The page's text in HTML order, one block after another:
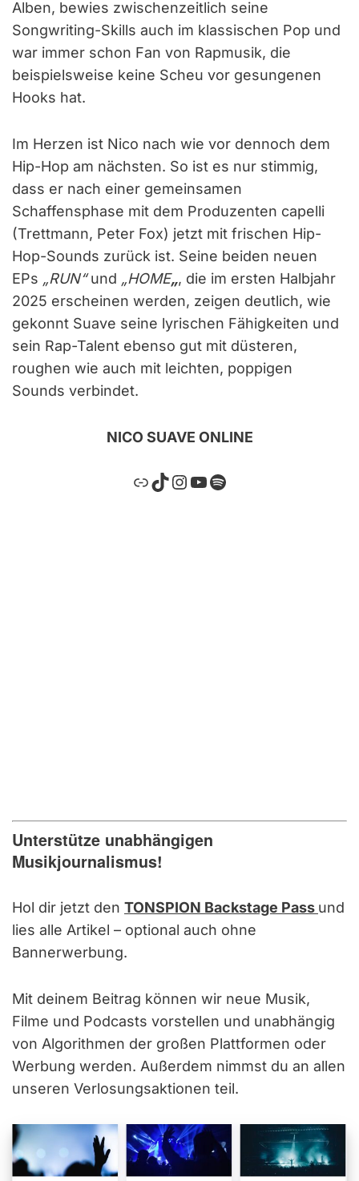
Alben, bewies zwischenzeitlich seine
Songwriting-Skills auch im klassischen Pop und
war immer schon Fan von Rapmusik, die
beispielsweise keine Scheu vor gesungenen
Hooks hat.
Im Herzen ist Nico nach wie vor dennoch dem
Hip-Hop am nächsten. So ist es nur stimmig,
dass er nach einer gemeinsamen
Schaffensphase mit dem Produzenten capelli
(Trettmann, Peter Fox) jetzt mit frischen Hip-
Hop-Sounds zurück ist. Seine beiden neuen
EPs „RUN“und „HOME„, die im ersten Halbjahr
2025 erscheinen werden, zeigen deutlich, wie
gekonnt Suave seine lyrischen Fähigkeiten und
sein Rap-Talent ebenso gut mit düsteren,
roughen wie auch mit leichten, poppigen
Sounds verbindet.
NICO SUAVE ONLINE
Unterstütze unabhängigen
Musikjournalismus!
Hol dir jetzt den TONSPION Backstage Pass und
lies alle Artikel – optional auch ohne
Bannerwerbung.
Mit deinem Beitrag können wir neue Musik,
Filme und Podcasts vorstellen und unabhängig
von Algorithmen der großen Plattformen oder
Werbung werden. Außerdem nimmst du an allen
unseren Verlosungsaktionen teil.